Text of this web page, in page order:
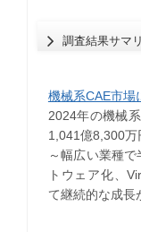
調査結果サマ
機械系CAE市場
2024年の機械
1,041億8,300万
～幅広い業種
トウェア化、
て継続的な成長